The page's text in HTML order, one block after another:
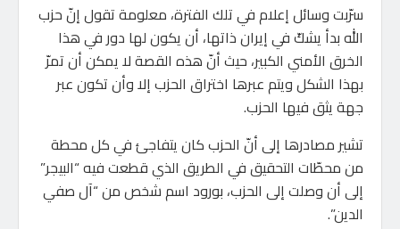
سرّبت وسائل إعلام في تلك الفترة، معلومة تقول إنّ حزب
الله بدأ يشكّ في إيران ذاتها، أن يكون لها دور في هذا
الخرق الأمني الكبير، حيث أنّ هذه القصة لا يمكن أن تمرّ
بهذا الشكل ويتم عبرها اختراق الحزب إلا وأن تكون عبر
جهة يثق فيها الحزب.
تشير مصادرها إلى أنّ الحزب كان يتفاجئ في كل محطة
من محطّات التحقيق في الطريق الذي قطعت فيه “البيجر”
إلى أن وصلت إلى الحزب، بورود اسم شخص من “آل صفي
الدين”.